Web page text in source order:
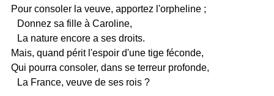
Pour consoler la veuve, apportez l'orpheline ;
Donnez sa fille à Caroline,
La nature encore a ses droits.
Mais, quand périt l'espoir d'une tige féconde,
Qui pourra consoler, dans se terreur profonde,
La France, veuve de ses rois ?